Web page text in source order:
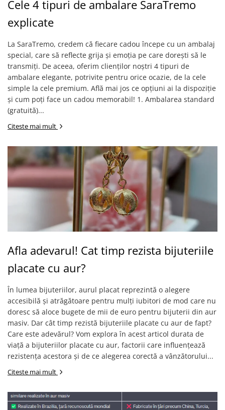
Bijuterii pentru barbati
Inele
Lanturi
Bratari
Talismane
Verighete
Bijuterii din argint placate cu aur
24K
Cele 4 tipuri de ambalare SaraTremo
explicate
La SaraTremo, credem că fiecare cadou începe cu un ambalaj
special, care să reflecte grija și emoția pe care dorești să le
transmiți. De aceea, oferim clienților noștri 4 tipuri de
ambalare elegante, potrivite pentru orice ocazie, de la cele
simple la cele premium. Află mai jos ce opțiuni ai la dispoziție
și cum poți face un cadou memorabil! 1. Ambalarea standard
(gratuită)...
Citeste mai mult
Afla adevarul! Cat timp rezista bijuteriile
placate cu aur?
În lumea bijuteriilor, aurul placat reprezintă o alegere
accesibilă și atrăgătoare pentru mulți iubitori de mod care nu
doresc să aloce bugete de mii de euro pentru bijuterii din aur
masiv. Dar cât timp rezistă bijuteriile placate cu aur de fapt?
Care este adevărul? Vom explora în acest articol durata de
viață a bijuteriilor placate cu aur, factorii care influențează
rezistența acestora și de ce alegerea corectă a vânzătorului...
Citeste mai mult